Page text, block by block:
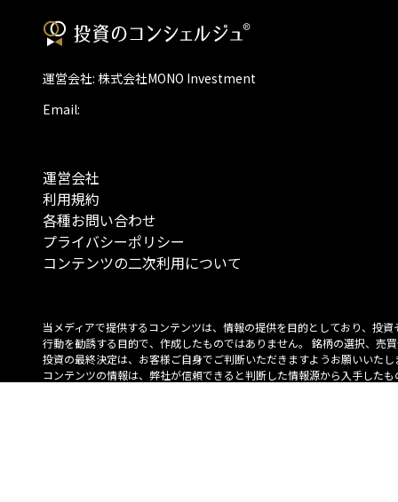
運営会社: 株式会社MONO Investment
Email:
運営会社
利用規約
各種お問い合わせ
プライバシーポリシー
コンテンツの二次利用について
当メディアで提供するコンテンツは、情報の提供を目的としており、投資
行動を勧誘する目的で、作成したものではありません。 銘柄の選択、売
投資の最終決定は、お客様ご自身でご判断いただきますようお願いいたし
コンテンツの情報は、弊社が信頼できると判断した情報源から入手したも